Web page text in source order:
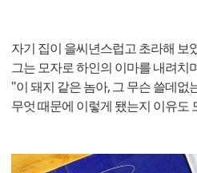
자기 집이 을씨년스럽고 초라해 보
그는 모자로 하인의 이마를 내려치
"이 돼지 같은 놈아, 그 무슨 쓸데없
무엇 때문에 이렇게 됐는지 이유도